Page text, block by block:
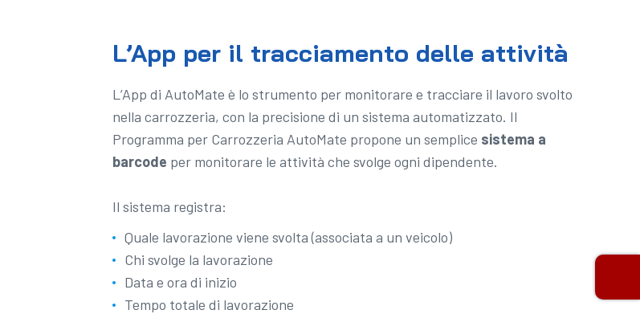
L’App per il tracciamento delle attività
L’App di AutoMate è lo strumento per monitorare e tracciare il lavoro svolto
nella carrozzeria, con la precisione di un sistema automatizzato. Il
Programma per Carrozzeria AutoMate propone un semplice sistema a
barcode per monitorare le attività che svolge ogni dipendente.
Il sistema registra:
Quale lavorazione viene svolta (associata a un veicolo)
Chi svolge la lavorazione
Data e ora di inizio
Tempo totale di lavorazione